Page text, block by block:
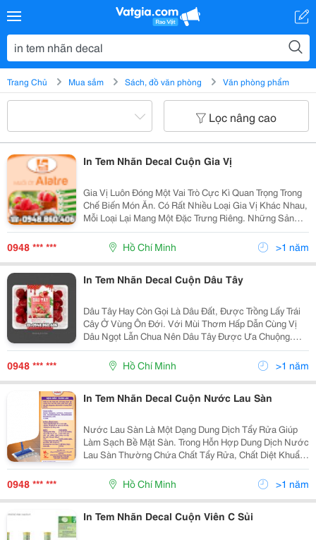
Trang Chủ Mua sắm Sách, đồ văn phòng Văn phòng phẩm
Lọc nâng cao
In Tem Nhãn Decal Cuộn Gia Vị
Gia Vị Luôn Đóng Một Vai Trò Cực Kì Quan Trọng Trong
Chế Biến Món Ăn. Có Rất Nhiều Loại Gia Vị Khác Nhau,
Mỗi Loại Lại Mang Một Đặc Trưng Riêng. Những Sản
Phẩm Gia Vị Để Đưa Ra Thị Trường Đến Tay Người Tiêu
Dùng Thì Cần Phải Có Bao Bì, Tem...
0948 *** *** Hồ Chí Minh >1 năm
In Tem Nhãn Decal Cuộn Dâu Tây
Dâu Tây Hay Còn Gọi Là Dâu Đất, Được Trồng Lấy Trái
Cây Ở Vùng Ôn Đới. Với Mùi Thơm Hấp Dẫn Cùng Vị
Dâu Ngọt Lẫn Chua Nên Dâu Tây Được Ưa Chuộng.
Loại Trái Cây Nội Địa Này Có Giá Trị Dinh Dưỡng Cao,
Được Coi Là &Ldquo;Nữ Hoàng Của Các Loài Trái...
0948 *** *** Hồ Chí Minh >1 năm
In Tem Nhãn Decal Cuộn Nước Lau Sàn
Nước Lau Sàn Là Một Dạng Dung Dịch Tẩy Rửa Giúp
Làm Sạch Bề Mặt Sàn. Trong Hỗn Hợp Dung Dịch Nước
Lau Sàn Thường Chứa Chất Tẩy Rửa, Chất Diệt Khuẩn
Để Giúp Loại Bỏ Các Chất Bẩn Trên Sàn, Cho Sàn Sạch
Bong, Sáng Bóng, Cho Căn Nhà Bạn Luôn Thơm Mát
0948 *** *** Hồ Chí Minh >1 năm
In Tem Nhãn Decal Cuộn Viên C Sủi